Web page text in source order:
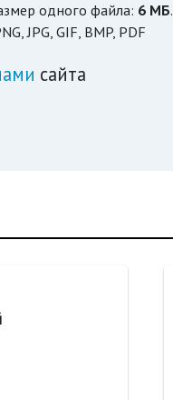
одного файла: 6 МБ.
JPG, GIF, BMP, PDF
сайта